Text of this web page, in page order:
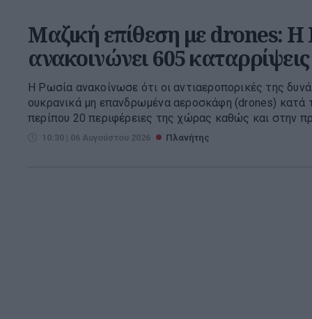
Μαζική επίθεση με drones: Η
ανακοινώνει 605 καταρρίψεις
Η Ρωσία ανακοίνωσε ότι οι αντιαεροπορικές της
ουκρανικά μη επανδρωμένα αεροσκάφη (drones) κατά
περίπου 20 περιφέρειες της χώρας καθώς και στην
10:30 | 06 Αυγούστου 2026 Πλανήτης